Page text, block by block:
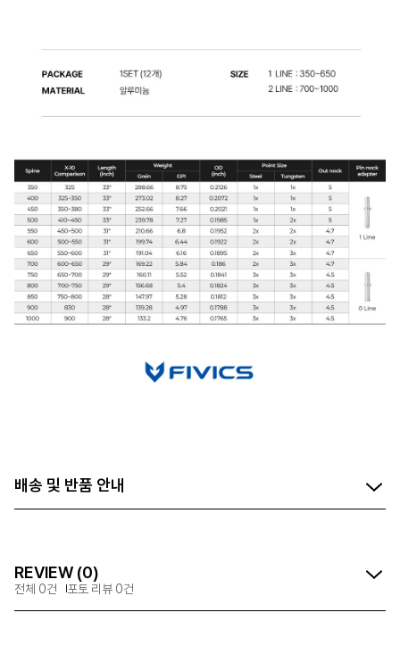
배송 및 반품 안내
REVIEW (0)
전체 0건 포토 리뷰 0건